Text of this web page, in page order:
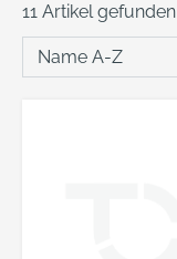
11 Artikel gefunden